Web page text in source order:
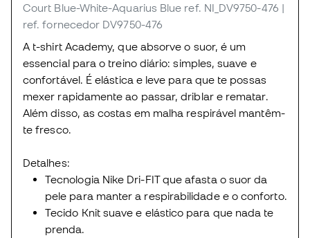
Court Blue-White-Aquarius Blue ref. NI_DV9750-476 |
ref. fornecedor DV9750-476
A t-shirt Academy, que absorve o suor, é um
essencial para o treino diário: simples, suave e
confortável. É elástica e leve para que te possas
mexer rapidamente ao passar, driblar e rematar.
Além disso, as costas em malha respirável mantêm-
te fresco.
Detalhes:
Tecnologia Nike Dri-FIT que afasta o suor da
pele para manter a respirabilidade e o conforto.
Tecido Knit suave e elástico para que nada te
prenda.